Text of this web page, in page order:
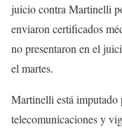
juicio contra Martinelli
enviaron certificados
no presentaron en el
el martes.
Martinelli está imputado
telecomunicaciones y